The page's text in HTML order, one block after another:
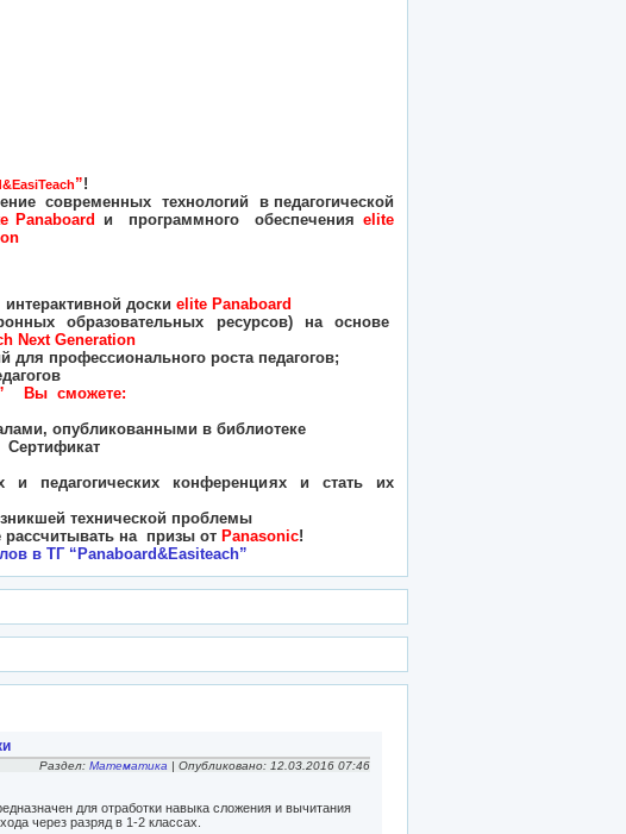
&EasiTeach”!
современных технологий в педагогической
Panaboard и программного обеспеченияelite
доски elite Panaboard
образовательных ресурсов) на основе
Next Generation
профессионального роста педагогов;
Вы сможете:
опубликованными в библиотеке
конференциях и стать их
технической проблемы
рассчитывать на призы от Panasonic!
в ТГ “Panaboard&Easiteach”
Раздел: Математика | Опубликовано: 12.03.2016 07:46
для отработки навыка сложения и вычитания
через разряд в 1-2 классах.